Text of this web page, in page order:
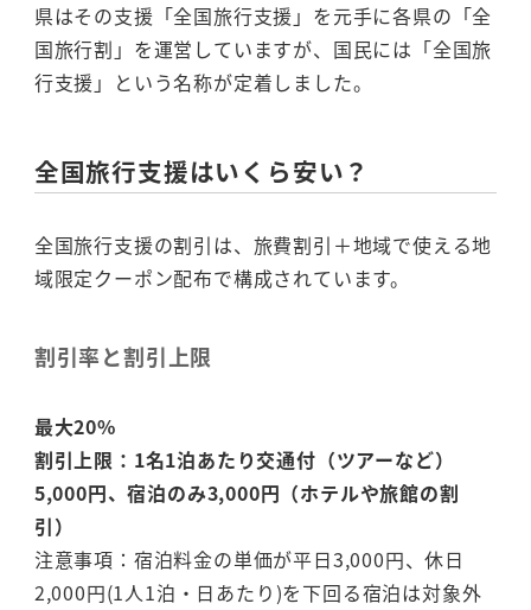
県はその支援「全国旅行支援」を元手に各県の「全
国旅行割」を運営していますが、国民には「全国旅
行支援」という名称が定着しました。
全国旅行支援はいくら安い？
全国旅行支援の割引は、旅費割引＋地域で使える地
域限定クーポン配布で構成されています。
割引率と割引上限
最大20%
割引上限：1名1泊あたり交通付（ツアーなど）
5,000円、宿泊のみ3,000円（ホテルや旅館の割
引）
注意事項：宿泊料金の単価が平日3,000円、休日
2,000円(1人1泊・日あたり)を下回る宿泊は対象外